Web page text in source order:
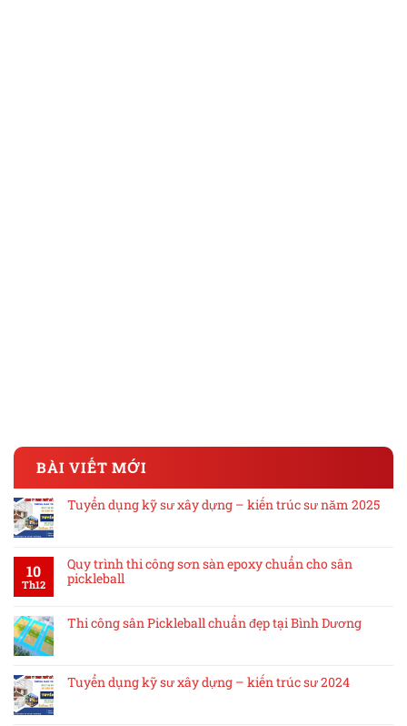
BÀI VIẾT MỚI
Tuyển dụng kỹ sư xây dựng – kiến trúc sư năm 2025
10
Th12
Quy trình thi công sơn sàn epoxy chuẩn cho sân
pickleball
Thi công sân Pickleball chuẩn đẹp tại Bình Dương
Tuyển dụng kỹ sư xây dựng – kiến trúc sư 2024